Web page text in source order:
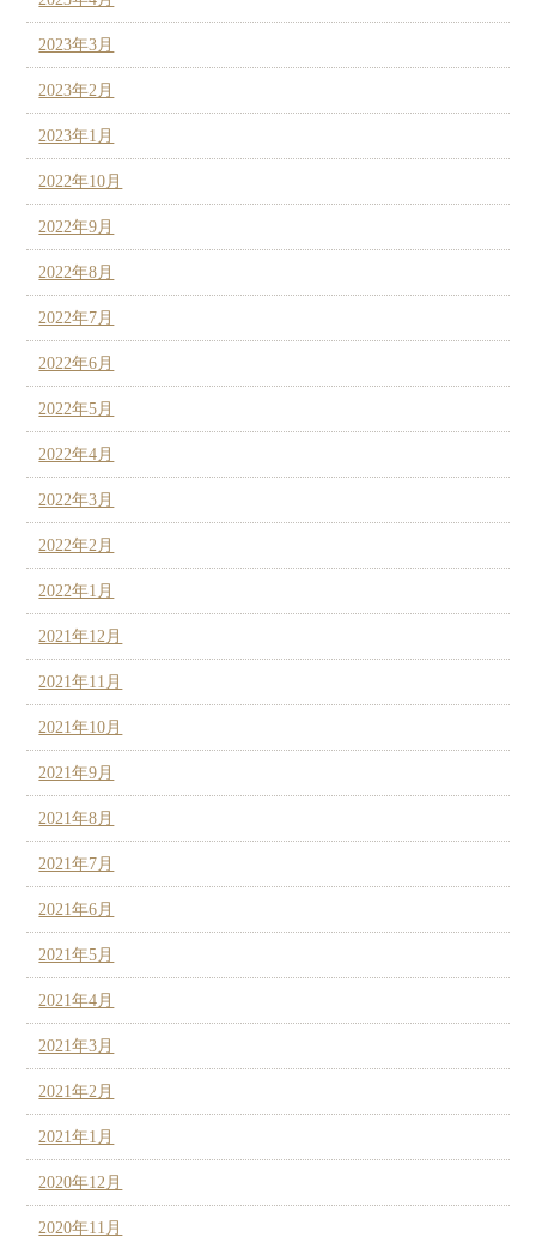
2023年3月
2023年2月
2023年1月
2022年10月
2022年9月
2022年8月
2022年7月
2022年6月
2022年5月
2022年4月
2022年3月
2022年2月
2022年1月
2021年12月
2021年11月
2021年10月
2021年9月
2021年8月
2021年7月
2021年6月
2021年5月
2021年4月
2021年3月
2021年2月
2021年1月
2020年12月
2020年11月